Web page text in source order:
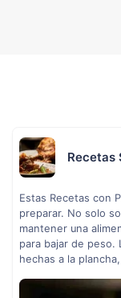
Recetas
Estas Recetas con
preparar. No solo
mantener una
para bajar de
hechas a la